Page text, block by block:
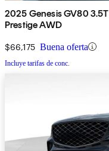
2025 Genesis GV80 3.5T
Prestige AWD
$66,175 Buena oferta
Incluye tarifas de conc.